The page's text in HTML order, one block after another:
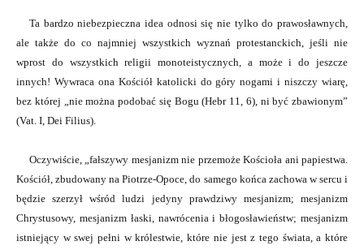
Ta bardzo niebezpieczna idea odnosi się nie tylko do prawosławnych,
ale także do co najmniej wszystkich wyznań protestanckich, jeśli nie
wprost do wszystkich religii monoteistycznych, a może i do jeszcze
innych! Wywraca ona Kościół katolicki do góry nogami i niszczy wiarę,
bez której „nie można podobać się Bogu (Hebr 11, 6), ni być zbawionym”
(Vat. I, Dei Filius).
Oczywiście, „fałszywy mesjanizm nie przemoże Kościoła ani papiestwa.
Kościół, zbudowany na Piotrze-Opoce, do samego końca zachowa w sercu i
będzie szerzył wśród ludzi jedyny prawdziwy mesjanizm; mesjanizm
Chrystusowy, mesjanizm łaski, nawrócenia i błogosławieństw; mesjanizm
istniejący w swej pełni w królestwie, które nie jest z tego świata, a które